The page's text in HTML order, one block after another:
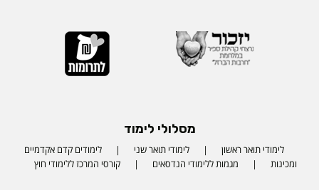
מסלולי לימוד
לימודי תואר ראשון לימודי תואר שני
לימודים קדם אקדמיים
ומכינות
מגמות ללימודי הנדסאים קורסי המרכז ללימודי חוץ